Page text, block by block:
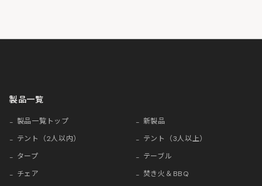
製品一覧
製品一覧トップ
新製品
テント（2人以内）
テント（3人以上）
タープ
テーブル
チェア
焚き火＆BBQ